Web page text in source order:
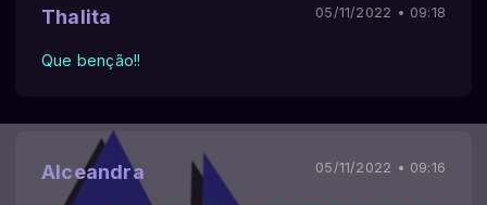
Thalita 05/11/2022 • 09:18
Que benção!!
Alceandra 05/11/2022 • 09:16